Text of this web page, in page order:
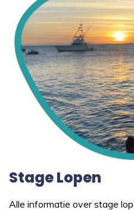
Stage Lopen
Alle informatie over stage